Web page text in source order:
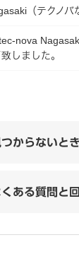
（テクノバ
nova
しました。
つからないと
くある質問と